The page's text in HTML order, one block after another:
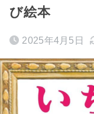
び絵本
2025年4月5日